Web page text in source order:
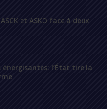
et ASKO face à deux
énergisantes: l’État tire la